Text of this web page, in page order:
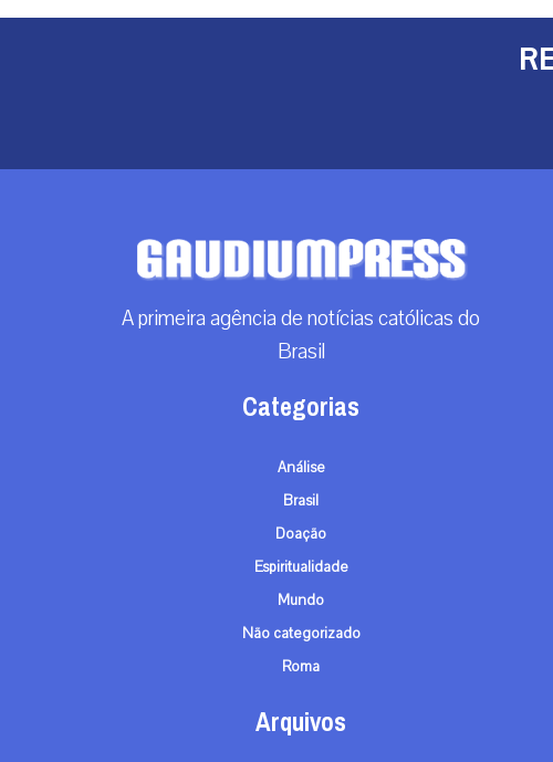
A primeira agência de notícias católicas do
Brasil
Categorias
Análise
Brasil
Doação
Espiritualidade
Mundo
Não categorizado
Roma
Arquivos